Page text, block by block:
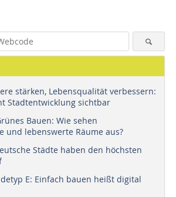
stärken, Lebensqualität verbessern:
Stadtentwicklung sichtbar
Bauen: Wie sehen
und lebenswerte Räume aus?
Städte haben den höchsten
E: Einfach bauen heißt digital